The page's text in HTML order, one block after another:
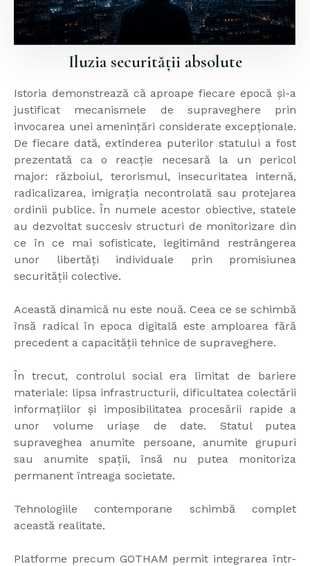
Iluzia securității absolute
Istoria demonstrează că aproape fiecare epocă și-a
justificat mecanismele de supraveghere prin
invocarea unei amenințări considerate excepționale.
De fiecare dată, extinderea puterilor statului a fost
prezentată ca o reacție necesară la un pericol
major: războiul, terorismul, insecuritatea internă,
radicalizarea, imigrația necontrolată sau protejarea
ordinii publice. În numele acestor obiective, statele
au dezvoltat succesiv structuri de monitorizare din
ce în ce mai sofisticate, legitimând restrângerea
unor libertăți individuale prin promisiunea
securității colective.
Această dinamică nu este nouă. Ceea ce se schimbă
însă radical în epoca digitală este amploarea fără
precedent a capacității tehnice de supraveghere.
În trecut, controlul social era limitat de bariere
materiale: lipsa infrastructurii, dificultatea colectării
informațiilor și imposibilitatea procesării rapide a
unor volume uriașe de date. Statul putea
supraveghea anumite persoane, anumite grupuri
sau anumite spații, însă nu putea monitoriza
permanent întreaga societate.
Tehnologiile contemporane schimbă complet
această realitate.
Platforme precum GOTHAM permit integrarea într-